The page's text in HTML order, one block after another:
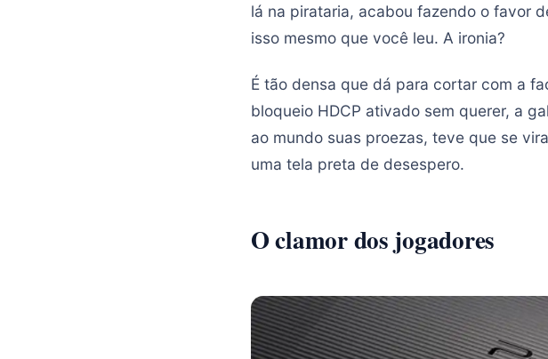
lá na pirataria, acabou fazendo o favor
isso mesmo que você leu. A ironia?
É tão densa que dá para cortar com a
bloqueio HDCP ativado sem querer, a
ao mundo suas proezas, teve que se
uma tela preta de desespero.
O clamor dos jogadores